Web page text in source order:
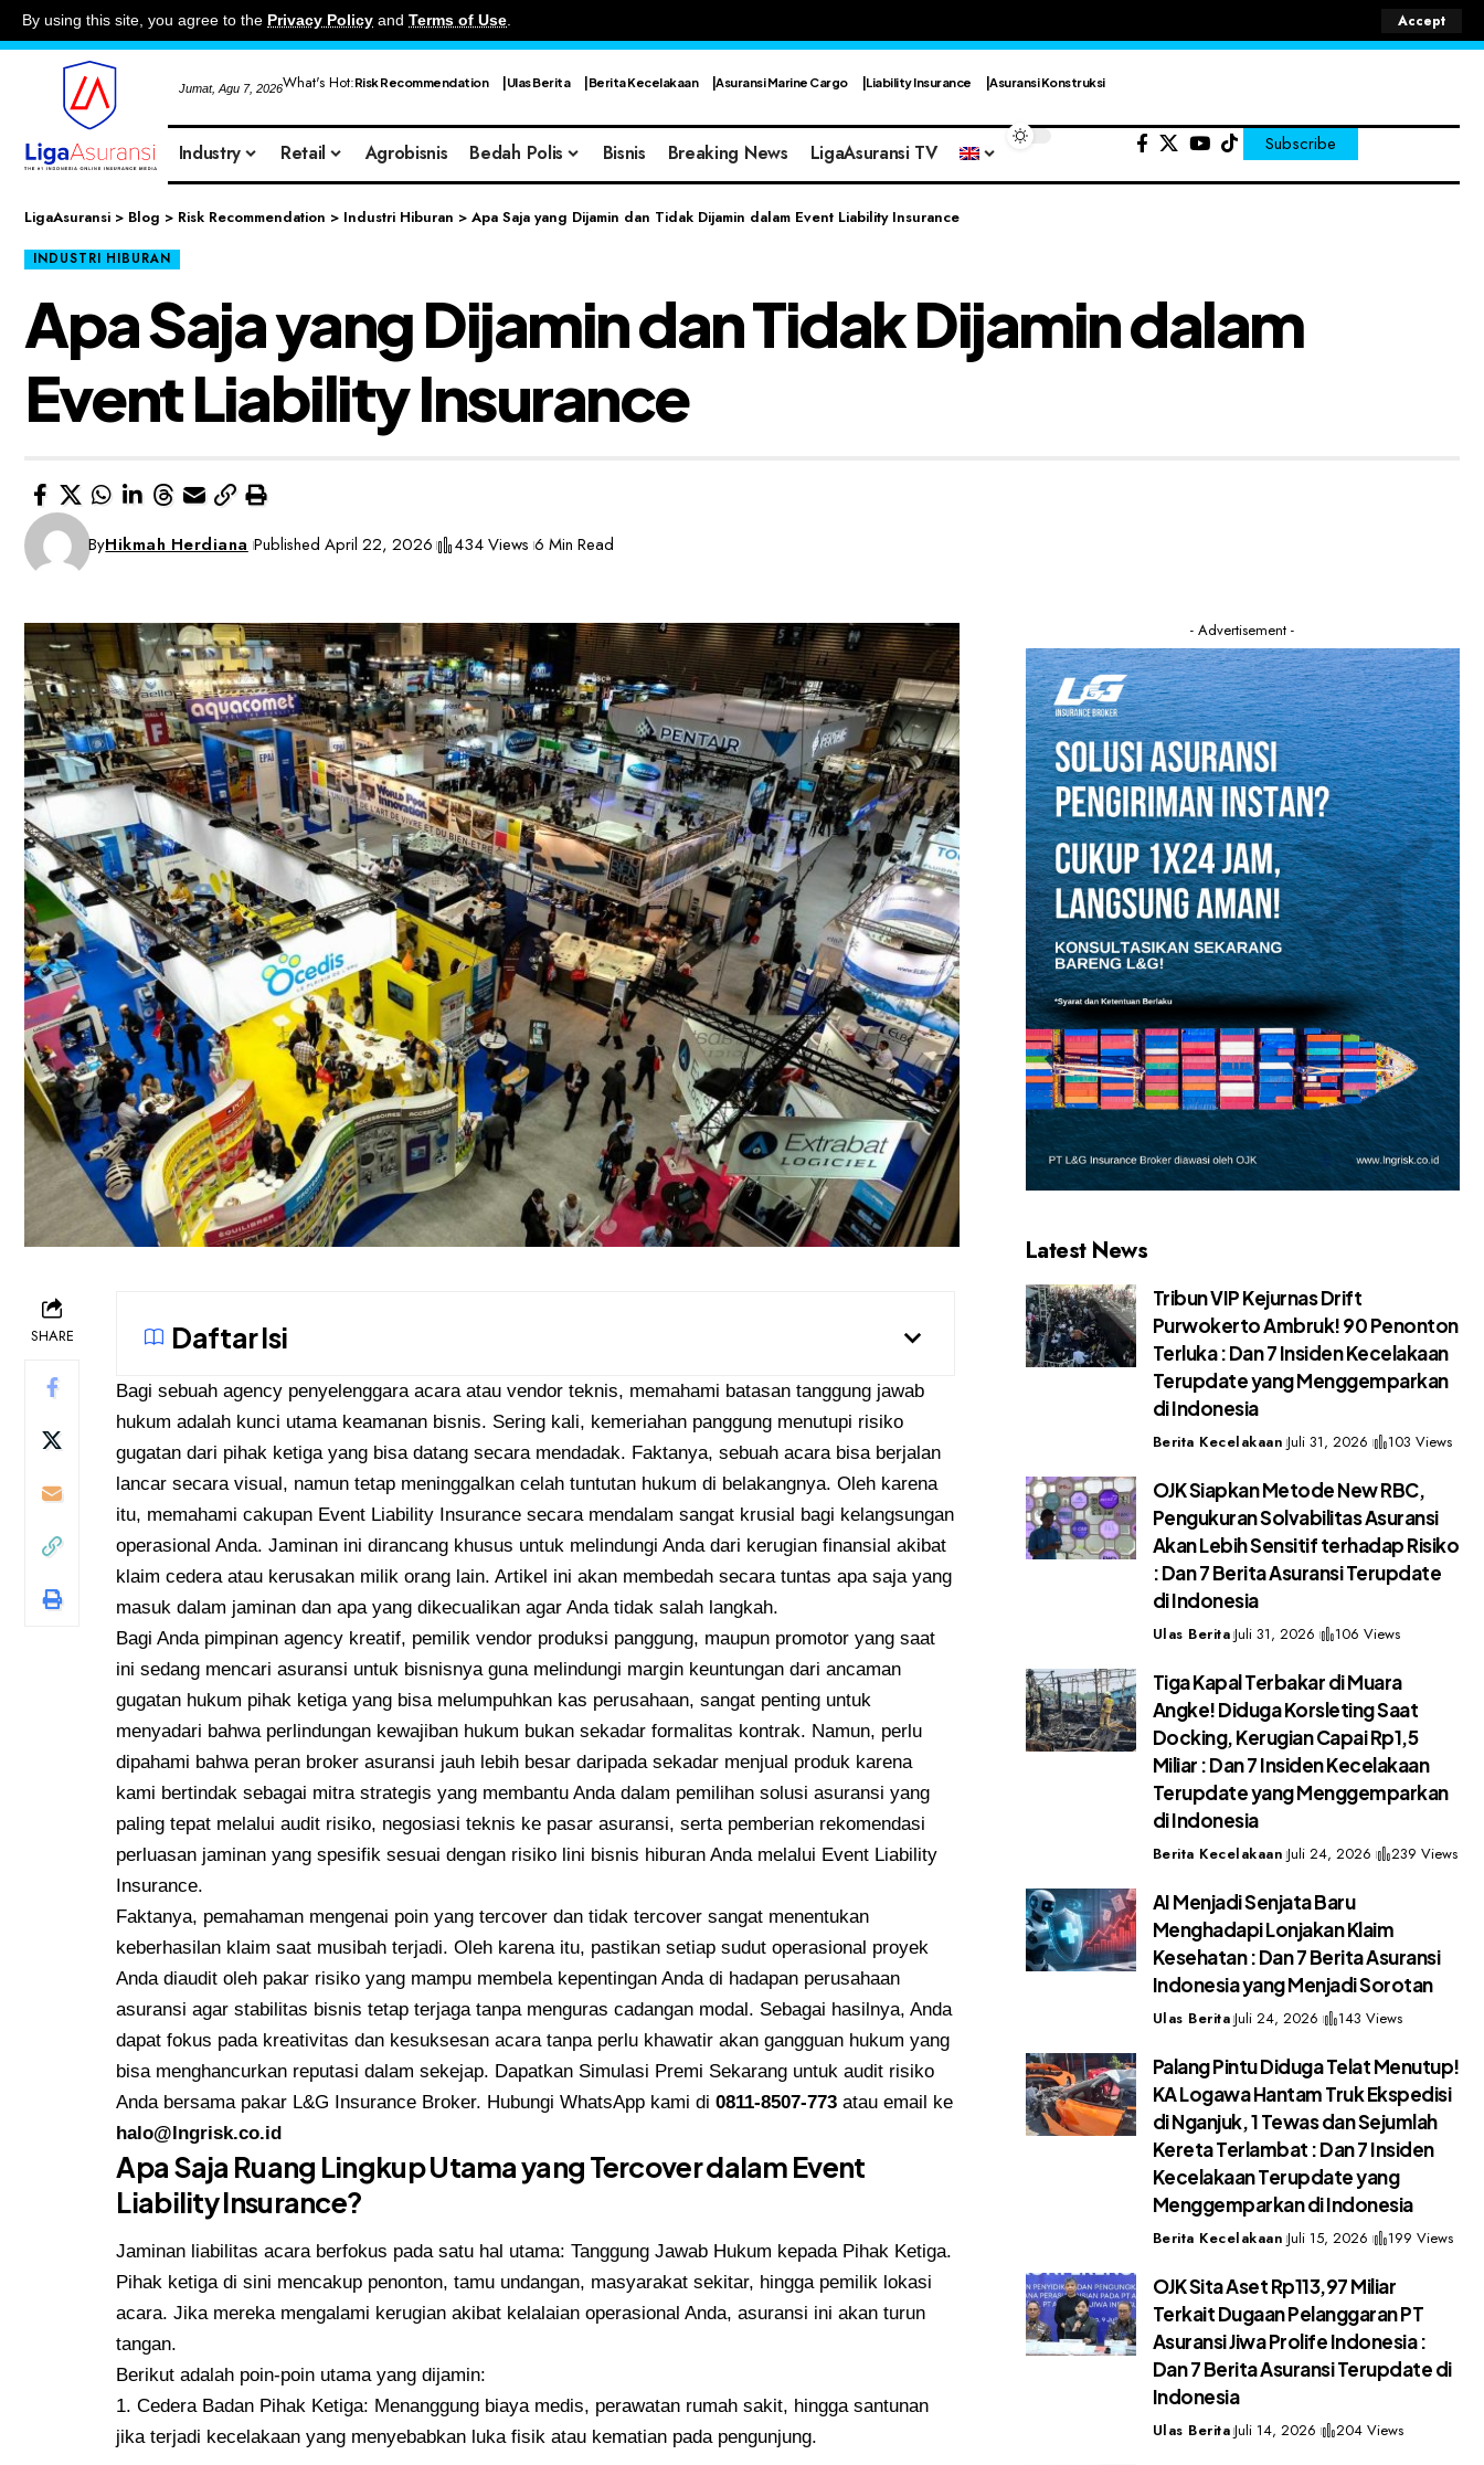
By using this site, you agree to the Privacy Policy and Terms of Use. Accept
Jumat, Agu 7, 2026What's Hot:Risk Recommendation Ulas Berita Berita Kecelakaan Asuransi Marine Cargo Liability Insurance Asuransi Konstruksi
Industry Retail Agrobisnis Bedah Polis Bisnis Breaking News LigaAsuransi TV Subscribe
LigaAsuransi > Blog > Risk Recommendation > Industri Hiburan > Apa Saja yang Dijamin dan Tidak Dijamin dalam Event Liability Insurance
INDUSTRI HIBURAN
Apa Saja yang Dijamin dan Tidak Dijamin dalam
Event Liability Insurance
ByHikmah Herdiana Published April 22, 2026 434 Views 6 Min Read
SHARE Daftar Isi
Bagi sebuah agency penyelenggara acara atau vendor teknis, memahami batasan tanggung jawab
hukum adalah kunci utama keamanan bisnis. Sering kali, kemeriahan panggung menutupi risiko
gugatan dari pihak ketiga yang bisa datang secara mendadak. Faktanya, sebuah acara bisa berjalan
lancar secara visual, namun tetap meninggalkan celah tuntutan hukum di belakangnya. Oleh karena
itu, memahami cakupan Event Liability Insurance secara mendalam sangat krusial bagi kelangsungan
operasional Anda. Jaminan ini dirancang khusus untuk melindungi Anda dari kerugian finansial akibat
klaim cedera atau kerusakan milik orang lain. Artikel ini akan membedah secara tuntas apa saja yang
masuk dalam jaminan dan apa yang dikecualikan agar Anda tidak salah langkah.
Bagi Anda pimpinan agency kreatif, pemilik vendor produksi panggung, maupun promotor yang saat
ini sedang mencari asuransi untuk bisnisnya guna melindungi margin keuntungan dari ancaman
gugatan hukum pihak ketiga yang bisa melumpuhkan kas perusahaan, sangat penting untuk
menyadari bahwa perlindungan kewajiban hukum bukan sekadar formalitas kontrak. Namun, perlu
dipahami bahwa peran broker asuransi jauh lebih besar daripada sekadar menjual produk karena
kami bertindak sebagai mitra strategis yang membantu Anda dalam pemilihan solusi asuransi yang
paling tepat melalui audit risiko, negosiasi teknis ke pasar asuransi, serta pemberian rekomendasi
perluasan jaminan yang spesifik sesuai dengan risiko lini bisnis hiburan Anda melalui Event Liability
Insurance.
Faktanya, pemahaman mengenai poin yang tercover dan tidak tercover sangat menentukan
keberhasilan klaim saat musibah terjadi. Oleh karena itu, pastikan setiap sudut operasional proyek
Anda diaudit oleh pakar risiko yang mampu membela kepentingan Anda di hadapan perusahaan
asuransi agar stabilitas bisnis tetap terjaga tanpa menguras cadangan modal. Sebagai hasilnya, Anda
dapat fokus pada kreativitas dan kesuksesan acara tanpa perlu khawatir akan gangguan hukum yang
bisa menghancurkan reputasi dalam sekejap. Dapatkan Simulasi Premi Sekarang untuk audit risiko
Anda bersama pakar L&G Insurance Broker. Hubungi WhatsApp kami di0811-8507-773 atau email ke
halo@lngrisk.co.id
Apa Saja Ruang Lingkup Utama yang Tercover dalam Event
Liability Insurance?
Jaminan liabilitas acara berfokus pada satu hal utama: Tanggung Jawab Hukum kepada Pihak Ketiga.
Pihak ketiga di sini mencakup penonton, tamu undangan, masyarakat sekitar, hingga pemilik lokasi
acara. Jika mereka mengalami kerugian akibat kelalaian operasional Anda, asuransi ini akan turun
tangan.
Berikut adalah poin-poin utama yang dijamin:
Cedera Badan Pihak Ketiga: Menanggung biaya medis, perawatan rumah sakit, hingga santunan
jika terjadi kecelakaan yang menyebabkan luka fisik atau kematian pada pengunjung.
- Advertisement -
Latest News
Tribun VIP Kejurnas Drift
Purwokerto Ambruk! 90 Penonton
Terluka : Dan 7 Insiden Kecelakaan
Terupdate yang Menggemparkan
di Indonesia
Berita Kecelakaan Juli 31, 2026 103 Views
OJK Siapkan Metode New RBC,
Pengukuran Solvabilitas Asuransi
Akan Lebih Sensitif terhadap Risiko
: Dan 7 Berita Asuransi Terupdate
di Indonesia
Ulas Berita Juli 31, 2026 106 Views
Tiga Kapal Terbakar di Muara
Angke! Diduga Korsleting Saat
Docking, Kerugian Capai Rp1,5
Miliar : Dan 7 Insiden Kecelakaan
Terupdate yang Menggemparkan
di Indonesia
Berita Kecelakaan Juli 24, 2026 239 Views
AI Menjadi Senjata Baru
Menghadapi Lonjakan Klaim
Kesehatan : Dan 7 Berita Asuransi
Indonesia yang Menjadi Sorotan
Ulas Berita Juli 24, 2026 143 Views
Palang Pintu Diduga Telat Menutup!
KA Logawa Hantam Truk Ekspedisi
di Nganjuk, 1 Tewas dan Sejumlah
Kereta Terlambat : Dan 7 Insiden
Kecelakaan Terupdate yang
Menggemparkan di Indonesia
Berita Kecelakaan Juli 15, 2026 199 Views
OJK Sita Aset Rp113,97 Miliar
Terkait Dugaan Pelanggaran PT
Asuransi Jiwa Prolife Indonesia :
Dan 7 Berita Asuransi Terupdate di
Indonesia
Ulas Berita Juli 14, 2026 204 Views